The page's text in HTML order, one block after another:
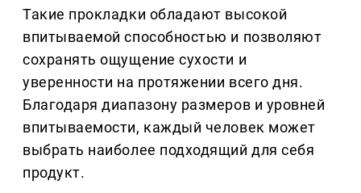
Такие прокладки обладают высокой
впитываемой способностью и позволяют
сохранять ощущение сухости и
уверенности на протяжении всего дня.
Благодаря диапазону размеров и уровней
впитываемости, каждый человек может
выбрать наиболее подходящий для себя
продукт.